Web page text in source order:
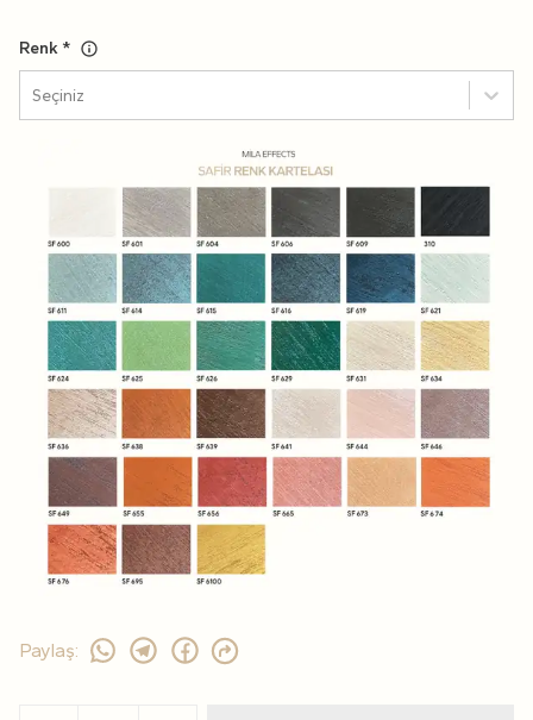
Renk *
Seçiniz
Paylaş: